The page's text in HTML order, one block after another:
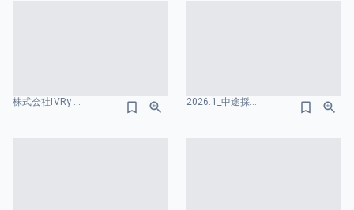
株式会社IVRy 会社紹介資料 組織図のスライドデザイン 2026.1_中途採用資料.pdf 組織図のスライドデザイン